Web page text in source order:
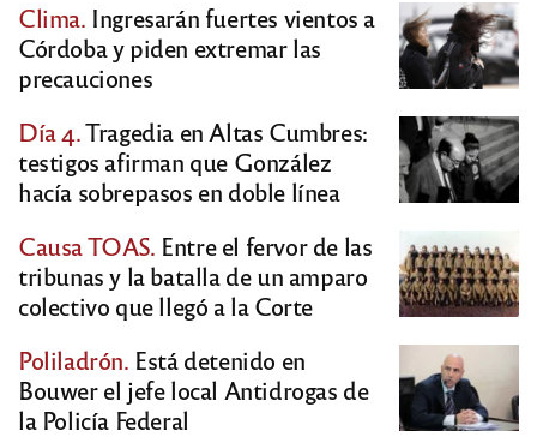
Clima. Ingresarán fuertes vientos a
Córdoba y piden extremar las
precauciones
Día 4.Tragedia en Altas Cumbres:
testigos afirman que González
hacía sobrepasos en doble línea
Causa TOAS. Entre el fervor de las
tribunas y la batalla de un amparo
colectivo que llegó a la Corte
Poliladrón. Está detenido en
Bouwer el jefe local Antidrogas de
la Policía Federal